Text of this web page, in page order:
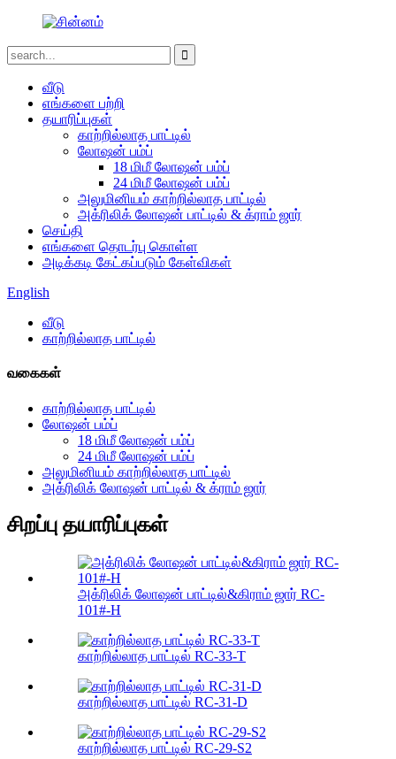
வீடு
எங்களை பற்றி
தயாரிப்புகள்
காற்றில்லாத பாட்டில்
லோஷன் பம்ப்
18 மிமீ லோஷன் பம்ப்
24 மிமீ லோஷன் பம்ப்
அலுமினியம் காற்றில்லாத பாட்டில்
அக்ரிலிக் லோஷன் பாட்டில் & க்ராம் ஜார்
செய்தி
எங்களை தொடர்பு கொள்ள
அடிக்கடி கேட்கப்படும் கேள்விகள்
English
வீடு
காற்றில்லாத பாட்டில்
வகைகள்
காற்றில்லாத பாட்டில்
லோஷன் பம்ப்
18 மிமீ லோஷன் பம்ப்
24 மிமீ லோஷன் பம்ப்
அலுமினியம் காற்றில்லாத பாட்டில்
அக்ரிலிக் லோஷன் பாட்டில் & க்ராம் ஜார்
சிறப்பு தயாரிப்புகள்
அக்ரிலிக் லோஷன் பாட்டில்&கிராம் ஜார் RC-
101#-H
காற்றில்லாத பாட்டில் RC-33-T
காற்றில்லாத பாட்டில் RC-31-D
காற்றில்லாத பாட்டில் RC-29-S2